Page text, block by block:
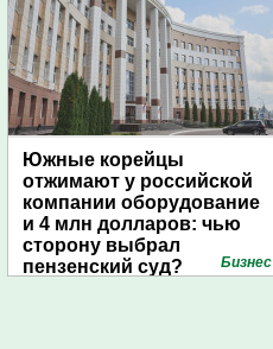
Южные корейцы
отжимают у российской
компании оборудование
и 4 млн долларов: чью
сторону выбрал
пензенский суд?
Бизнес